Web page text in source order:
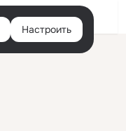
Настроить